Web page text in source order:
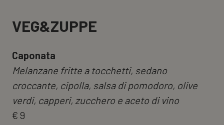
VEG&ZUPPE
Caponata
Melanzane fritte a tocchetti, sedano
croccante, cipolla, salsa di pomodoro, olive
verdi, capperi, zucchero e aceto di vino
€ 9